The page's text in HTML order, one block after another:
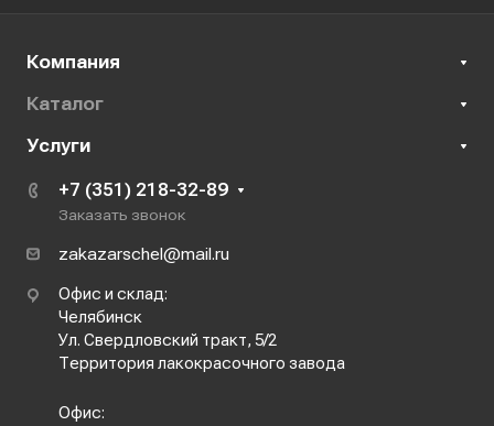
Компания
Каталог
Услуги
+7 (351) 218-32-89
Заказать звонок
zakazarschel@mail.ru
Офис и склад:
Челябинск
Ул. Свердловский тракт, 5/2
Территория лакокрасочного завода
Офис: